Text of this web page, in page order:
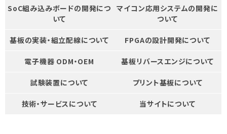
SoC組み込みボードの開発につ
いて
マイコン応用システムの開発に
ついて
基板の実装・組立配線について FPGAの設計開発について
電子機器 ODM・OEM 基板リバースエンジについて
試験装置について プリント基板について
技術・サービスについて 当サイトについて